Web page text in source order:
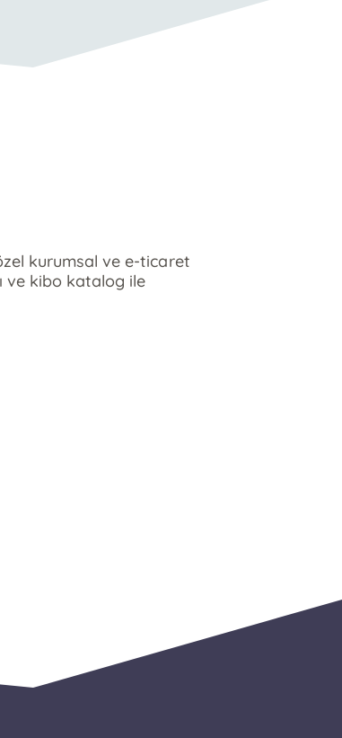
kurumsal ve e-ticaret
ve kibo katalog ile